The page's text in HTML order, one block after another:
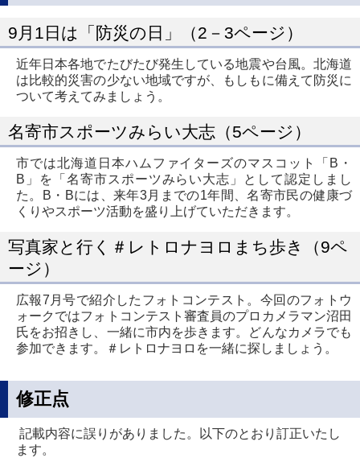
9月1日は「防災の日」（2－3ページ）
近年日本各地でたびたび発生している地震や台風。北海道
は比較的災害の少ない地域ですが、もしもに備えて防災に
ついて考えてみましょう。
名寄市スポーツみらい大志（5ページ）
市では北海道日本ハムファイターズのマスコット「B・
B」を「名寄市スポーツみらい大志」として認定しまし
た。B・Bには、来年3月までの1年間、名寄市民の健康づ
くりやスポーツ活動を盛り上げていただきます。
写真家と行く＃レトロナヨロまち歩き（9ペ
ージ）
広報7月号で紹介したフォトコンテスト。今回のフォトウ
ォークではフォトコンテスト審査員のプロカメラマン沼田
氏をお招きし、一緒に市内を歩きます。どんなカメラでも
参加できます。＃レトロナヨロを一緒に探しましょう。
修正点
記載内容に誤りがありました。以下のとおり訂正いたし
ます。